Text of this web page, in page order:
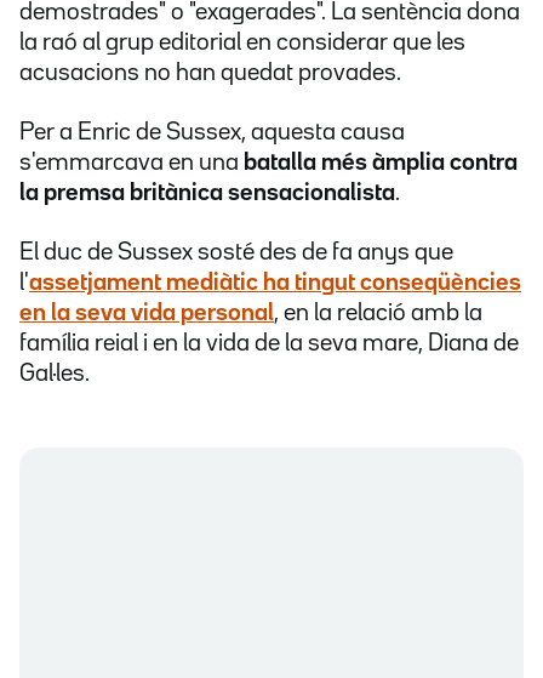
demostrades" o "exagerades". La sentència dona
la raó al grup editorial en considerar que les
acusacions no han quedat provades.
Per a Enric de Sussex, aquesta causa
s'emmarcava en una batalla més àmplia contra
la premsa britànica sensacionalista.
El duc de Sussex sosté des de fa anys que
l'assetjament mediàtic ha tingut conseqüències
en la seva vida personal, en la relació amb la
família reial i en la vida de la seva mare, Diana de
Gal·les.